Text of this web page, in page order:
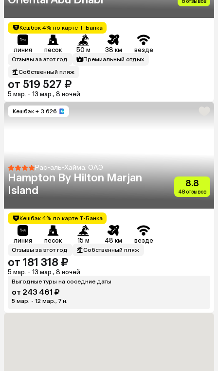
Кешбэк 4% по карте Т-Банка
линия песок 50 м 38 км везде
Отзывы за этот год
Премиальный отдых
Собственный пляж
от 519 527 ₽
5 мар. - 13 мар., 8 ночей
Кешбэк + 3 626
Рас-аль-Хайма, ОАЭ
Hampton By Hilton Marjan
Island
8.8
48 отзывов
Кешбэк 4% по карте Т-Банка
линия песок 15 м 48 км везде
Отзывы за этот год Собственный пляж
от 181 318 ₽
5 мар. - 13 мар., 8 ночей
Выгодные туры на соседние даты
от 243 461 ₽
5 мар. - 12 мар., 7 н.